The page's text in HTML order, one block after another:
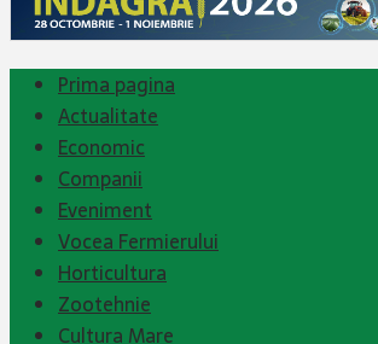
Prima pagina
Actualitate
Economic
Companii
Eveniment
Vocea Fermierului
Horticultura
Zootehnie
Cultura Mare